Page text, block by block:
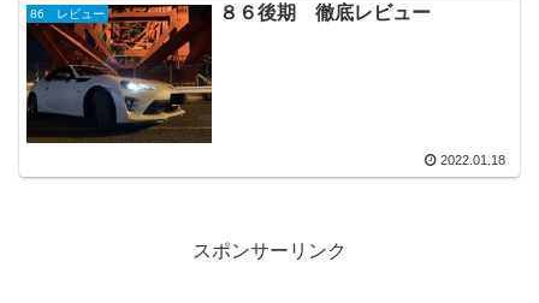
86 レビュー ８６後期 徹底レビュー
2022.01.18
スポンサーリンク